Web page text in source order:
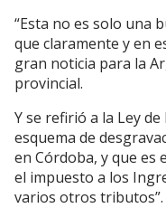
“Esta no es solo una
que claramente y en
gran noticia para la
provincial.
Y se refirió a la Ley
esquema de
en Córdoba, y que es
el impuesto a los
varios otros tributos”.